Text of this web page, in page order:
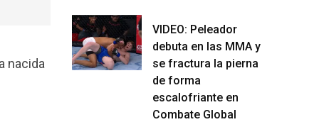
nacida
VIDEO: Peleador
debuta en las MMA y
se fractura la pierna
de forma
escalofriante en
Combate Global